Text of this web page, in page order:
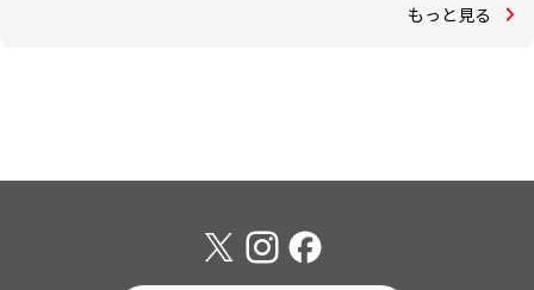
もっと見る